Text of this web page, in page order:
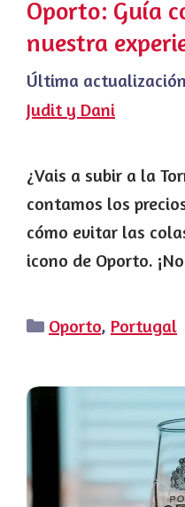
Oporto: Guía
nuestra
Última
Judit y Dani
¿Vais a subir a la
contamos los
cómo evitar las
icono de Oporto.
Categorías
Oporto, Portugal